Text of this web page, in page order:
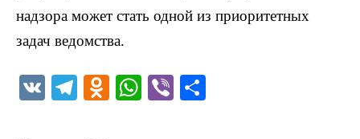
надзора может стать одной из приоритетных
задач ведомства.
V
T
O W Vi